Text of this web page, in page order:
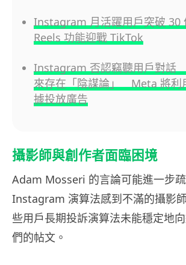
Instagram 月活躍用戶突破 30
Reels 功能迎戰 TikTok
Instagram 否認竊聽用戶對
來存在「陰謀論」 Meta 將利
據投放廣告
攝影師與創作者面臨困境
Adam Mosseri 的言論可能進一步
Instagram 演算法感到不滿的攝影
些用戶長期投訴演算法未能穩定地
們的帖文。